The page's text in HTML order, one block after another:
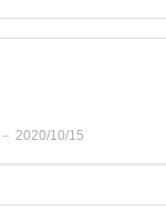
2020/10/15